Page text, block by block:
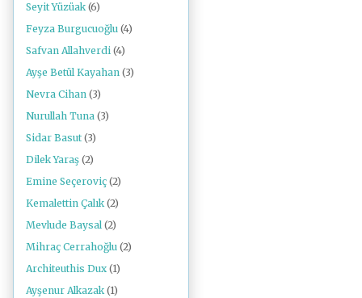
Seyit Yüzüak (6)
Feyza Burgucuoğlu (4)
Safvan Allahverdi (4)
Ayşe Betül Kayahan (3)
Nevra Cihan (3)
Nurullah Tuna (3)
Sidar Basut (3)
Dilek Yaraş (2)
Emine Seçeroviç (2)
Kemalettin Çalık (2)
Mevlude Baysal (2)
Mihraç Cerrahoğlu (2)
Architeuthis Dux (1)
Ayşenur Alkazak (1)